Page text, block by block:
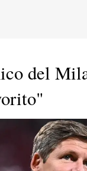
del